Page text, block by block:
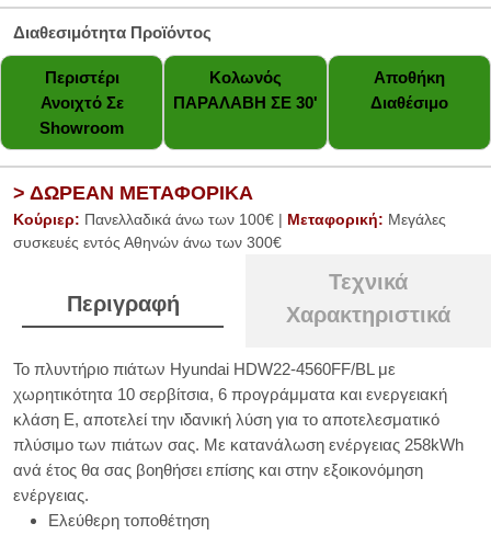
Διαθεσιμότητα Προϊόντος
Περιστέρι
Ανοιχτό Σε
Showroom
Κολωνός
ΠΑΡΑΛΑΒΗ ΣΕ 30'
Αποθήκη
Διαθέσιμο
> ΔΩΡΕΑΝ ΜΕΤΑΦΟΡΙΚΑ
Κούριερ: Πανελλαδικά άνω των 100€ | Μεταφορική: Μεγάλες
συσκευές εντός Αθηνών άνω των 300€
Περιγραφή
Τεχνικά
Χαρακτηριστικά
Το πλυντήριο πιάτων Hyundai HDW22-4560FF/BL με
χωρητικότητα 10 σερβίτσια, 6 προγράμματα και ενεργειακή
κλάση E, αποτελεί την ιδανική λύση για το αποτελεσματικό
πλύσιμο των πιάτων σας. Με κατανάλωση ενέργειας 258kWh
ανά έτος θα σας βοηθήσει επίσης και στην εξοικονόμηση
ενέργειας.
Ελεύθερη τοποθέτηση